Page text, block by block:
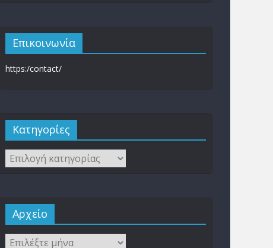
Επικοινωνία
https:/contact/
Kατηγορίες
Αρχείο